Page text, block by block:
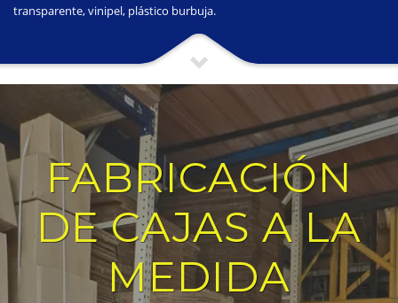
transparente, vinipel, plástico burbuja.
FABRICACIÓN
DE CAJAS A LA
MEDIDA